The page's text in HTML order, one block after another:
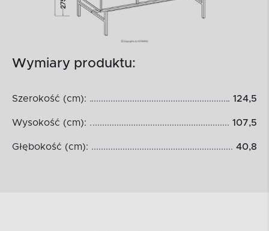
Wymiary produktu:
Szerokość (cm): 124,5
Wysokość (cm): 107,5
Głębokość (cm): 40,8